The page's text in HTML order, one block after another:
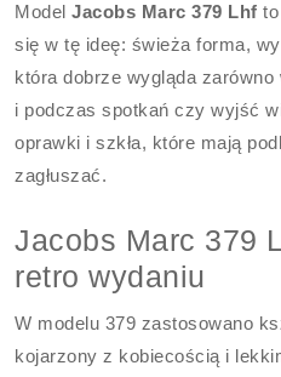
ModelJacobs Marc 379 Lhf
się w tę ideę: świeża forma,
która dobrze wygląda
i podczas spotkań czy wyjść
oprawki i szkła, które mają
zagłuszać.
Jacobs Marc 379
retro wydaniu
W modelu 379 zastosowano
kojarzony z kobiecością i